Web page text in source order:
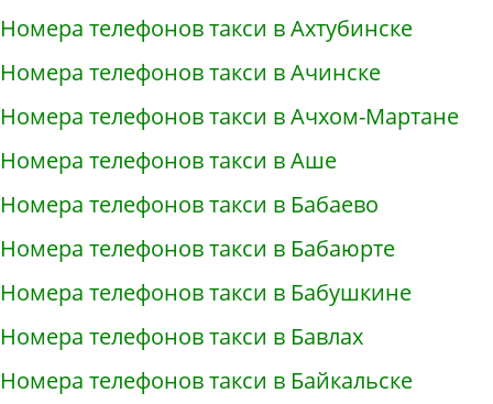
Номера телефонов такси в Ахтубинске
Номера телефонов такси в Ачинске
Номера телефонов такси в Ачхом-Мартане
Номера телефонов такси в Аше
Номера телефонов такси в Бабаево
Номера телефонов такси в Бабаюрте
Номера телефонов такси в Бабушкине
Номера телефонов такси в Бавлах
Номера телефонов такси в Байкальске